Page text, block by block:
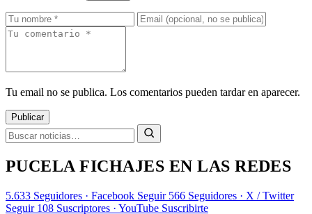
Tu email no se publica. Los comentarios pueden tardar en aparecer.
Publicar
PUCELA FICHAJES EN LAS REDES
5.633 Seguidores · Facebook Seguir 566 Seguidores · X / Twitter
Seguir 108 Suscriptores · YouTube Suscribirte